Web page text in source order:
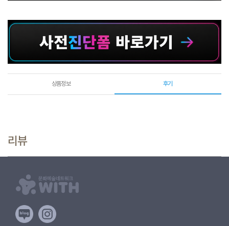
상품정보 후기
리뷰